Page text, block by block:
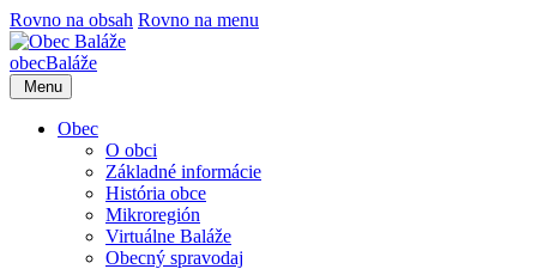
Rovno na obsah Rovno na menu
obecBaláže
Menu
Obec
O obci
Základné informácie
História obce
Mikroregión
Virtuálne Baláže
Obecný spravodaj